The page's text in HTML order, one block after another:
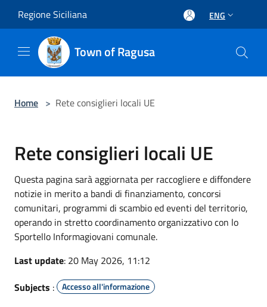
Regione Siciliana ENG
Town of Ragusa
Home > Rete consiglieri locali UE
Rete consiglieri locali UE
Questa pagina sarà aggiornata per raccogliere e diffondere
notizie in merito a bandi di finanziamento, concorsi
comunitari, programmi di scambio ed eventi del territorio,
operando in stretto coordinamento organizzativo con lo
Sportello Informagiovani comunale.
Last update: 20 May 2026, 11:12
Subjects : Accesso all'informazione